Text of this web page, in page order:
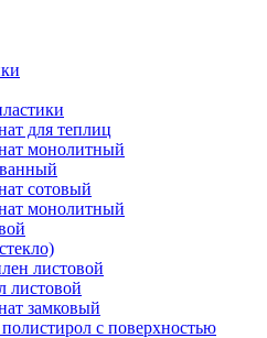
для теплиц
монолитный
сотовый
монолитный
листовой
листовой
замковый
с поверхностью